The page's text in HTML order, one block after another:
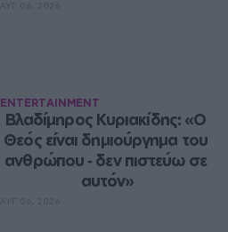
ENTERTAINMENT
Βλαδίμηρος Κυριακίδης: «Ο
Θεός είναι δημιούργημα του
ανθρώπου ‑ δεν πιστεύω σε
αυτόν»